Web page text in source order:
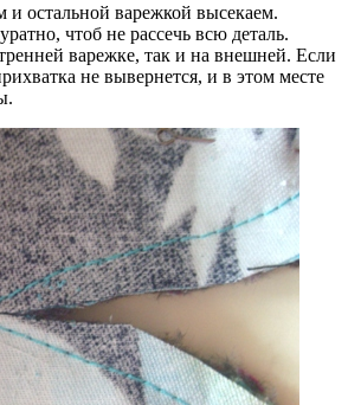
остальной варежкой высекаем.
чтоб не рассечь всю деталь.
варежке, так и на внешней. Если
не вывернется, и в этом месте